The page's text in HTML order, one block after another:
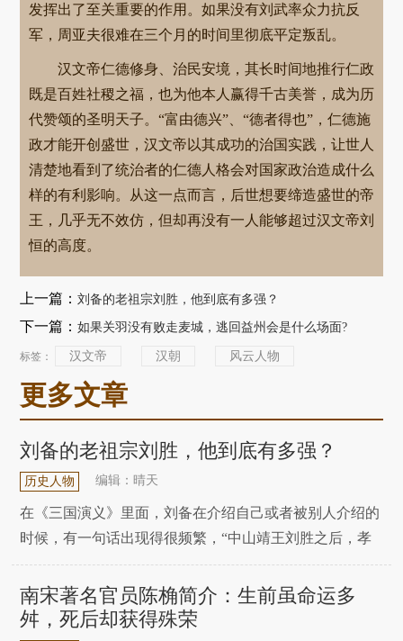
发挥出了至关重要的作用。如果没有刘武率众力抗反
军，周亚夫很难在三个月的时间里彻底平定叛乱。
汉文帝仁德修身、治民安境，其长时间地推行仁政
既是百姓社稷之福，也为他本人赢得千古美誉，成为历
代赞颂的圣明天子。“富由德兴”、“德者得也”，仁德施
政才能开创盛世，汉文帝以其成功的治国实践，让世人
清楚地看到了统治者的仁德人格会对国家政治造成什么
样的有利影响。从这一点而言，后世想要缔造盛世的帝
王，几乎无不效仿，但却再没有一人能够超过汉文帝刘
恒的高度。
上一篇： 刘备的老祖宗刘胜，他到底有多强？
下一篇： 如果关羽没有败走麦城，逃回益州会是什么场面?
标签： 汉文帝 汉朝 风云人物
更多文章
刘备的老祖宗刘胜，他到底有多强？
历史人物 编辑：晴天
在《三国演义》里面，刘备在介绍自己或者被别人介绍的
时候，有一句话出现得很频繁，“中山靖王刘胜之后，孝
景皇帝阁下玄孙”。是不是真的是刘胜之后，其实很难考
据。为什么呢?因为这位刘胜，实在是太“强悍”了，强到
只要是有刘姓的站出来说是他的后代，都会让人觉得有可
南宋著名官员陈桷简介：生前虽命运多
舛，死后却获得殊荣